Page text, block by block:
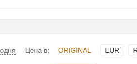
Цена в: ORIGINAL EUR